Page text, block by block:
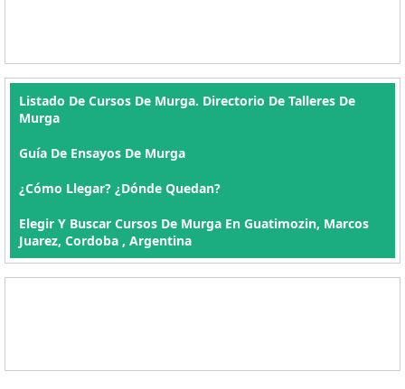
Listado De Cursos De Murga. Directorio De Talleres De
Murga
Guía De Ensayos De Murga
¿Cómo Llegar? ¿Dónde Quedan?
Elegir Y Buscar Cursos De Murga En Guatimozin, Marcos
Juarez, Cordoba , Argentina